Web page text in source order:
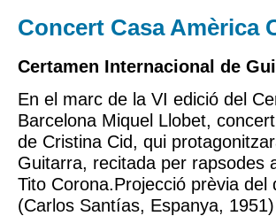
Concert Casa Amèrica
Certamen Internacional de
En el marc de la VI edició del
Barcelona Miquel Llobet,
de Cristina Cid, qui
Guitarra, recitada per rapsodes
Tito Corona.Projecció prèvia del
(Carlos Santías, Espanya, 1951)